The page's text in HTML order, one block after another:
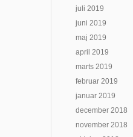
juli 2019
juni 2019
maj 2019
april 2019
marts 2019
februar 2019
januar 2019
december 2018
november 2018